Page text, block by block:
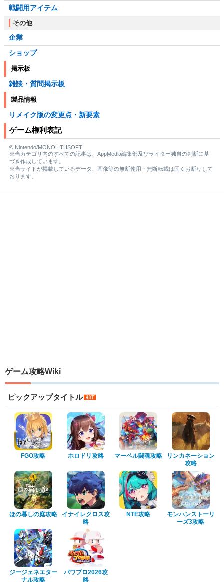
戦闘用アイテム
その他
企業
ショップ
掲示板
雑談・質問掲示板
製品情報
リメイク版の変更点・新要素
ゲーム権利表記
© Nintendo/MONOLITHSOFT
※当カテゴリ内のすべての記事は、AppMedia編集部及びライター独自の判断に基
づき作成しています。
※当サイトが掲載しているデータ、画像等の無断使用・無断転載は固くお断りして
おります。
ゲーム攻略Wiki
ピックアップタイトル
FGO攻略 ホロドリ攻略 マーベル闘魂攻略
リンカネーション
攻略
ほの暮しの庭攻略
イナイレクロス攻
略
NTE攻略
モンハンストーリ
ーズ3攻略
ジージェネエター
ナル攻略
パワプロ2026攻
略